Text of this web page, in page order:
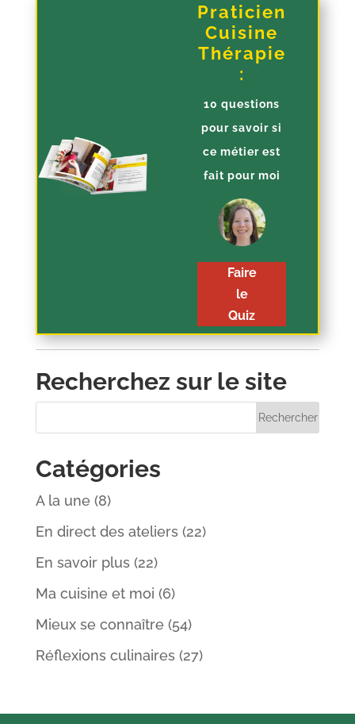
Praticien
Cuisine
Thérapie
:
10 questions
pour savoir si
ce métier est
fait pour moi
Faire
le
Quiz
Recherchez sur le site
Catégories
A la une (8)
En direct des ateliers (22)
En savoir plus (22)
Ma cuisine et moi (6)
Mieux se connaître (54)
Réflexions culinaires (27)